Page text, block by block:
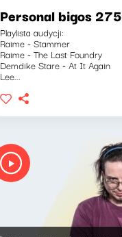
Personal bigos 275
Playlista audycji:
Raime - Stammer
Raime - The Last Foundry
Demdike Stare - At It Again
Lee...